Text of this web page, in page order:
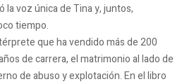
la voz única de Tina y, juntos,
tiempo.
que ha vendido más de 200
de carrera, el matrimonio al lado de
de abuso y explotación. En el libro